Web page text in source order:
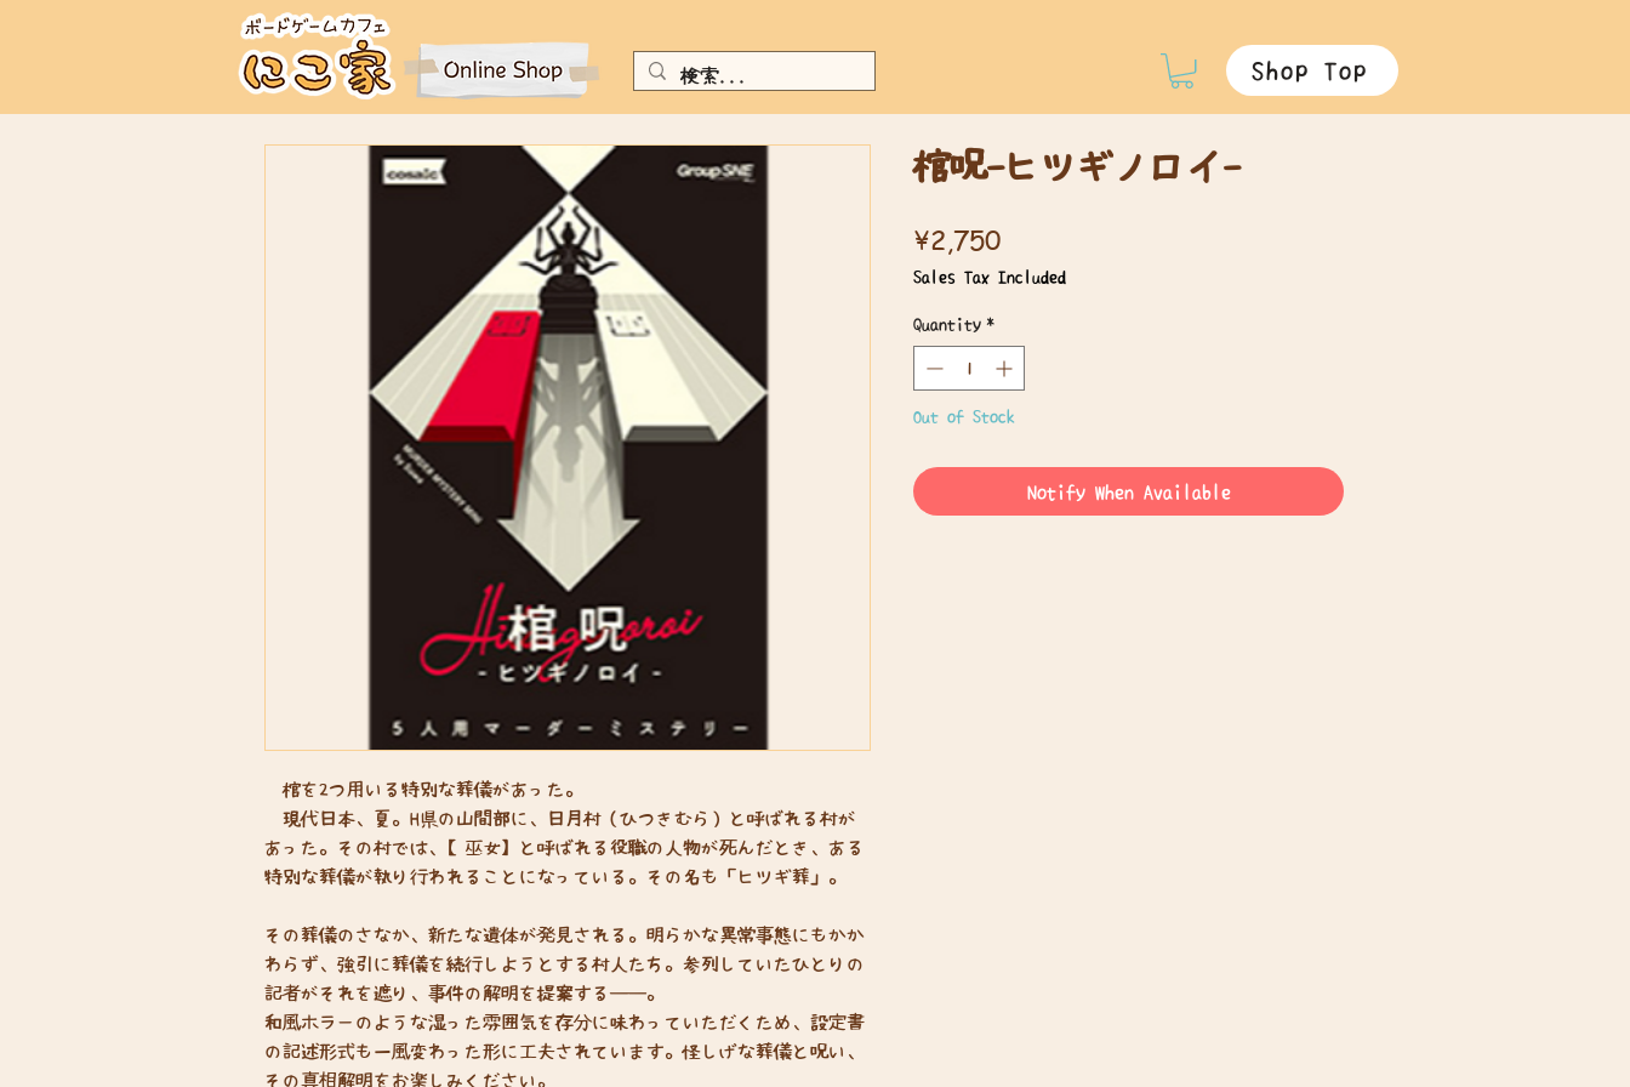
Shop Top
棺を2つ用いる特別な葬儀があった。
現代日本、夏。H県の山間部に、日月村（ひつきむら）と呼ばれる村が
あった。その村では、【巫女】と呼ばれる役職の人物が死んだとき、ある
特別な葬儀が執り行われることになっている。その名も「ヒツギ葬」。
その葬儀のさなか、新たな遺体が発見される。明らかな異常事態にもかか
わらず、強引に葬儀を続行しようとする村人たち。参列していたひとりの
記者がそれを遮り、事件の解明を提案する――。
和風ホラーのような湿った雰囲気を存分に味わっていただくため、設定書
の記述形式も一風変わった形に工夫されています。怪しげな葬儀と呪い、
その真相解明をお楽しみください。
棺呪-ヒツギノロイ-
¥2,750Price
Sales Tax Included
Quantity *
Out of Stock
Notify When Available